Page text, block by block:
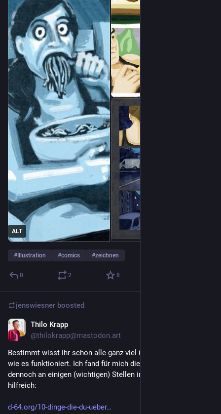
ALT
#Illustration #comics #zeichnen
0 2 8
jenswiesner boosted
Thilo Krapp
@thilokrapp@mastodon.art
Bestimmt wisst ihr schon alle ganz viel über
wie es funktioniert. Ich fand für mich diese Kurzübersicht, die
dennoch an einigen (wichtigen) Stellen ins Detail geht, noch
hilfreich:
d-64.org/10-dinge-die-du-ueber